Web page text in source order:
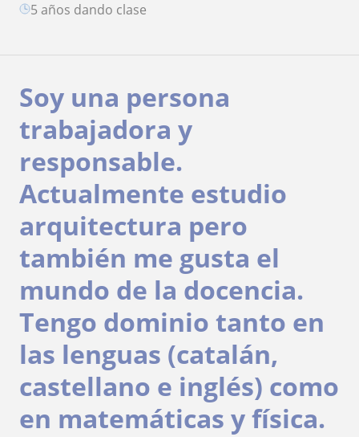
5 años dando clase
Soy una persona
trabajadora y
responsable.
Actualmente estudio
arquitectura pero
también me gusta el
mundo de la docencia.
Tengo dominio tanto en
las lenguas (catalán,
castellano e inglés) como
en matemáticas y física.